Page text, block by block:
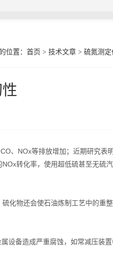
位置： 首页 > 技术文章> 硫氮测定
、NOx等排放增加；近期研究表
转化率，使用超低硫甚至无硫汽
化物还会使石油炼制工艺中的重
备造成严重腐蚀，如常减压装置